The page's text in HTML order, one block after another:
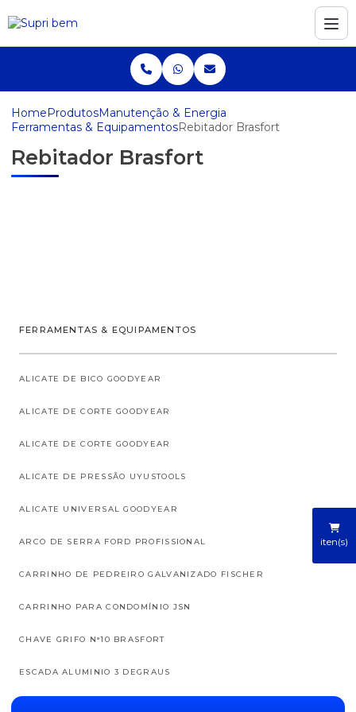
iten(s)
HomeProdutosManutenção & Energia
Ferramentas & EquipamentosRebitador Brasfort
Rebitador Brasfort
FERRAMENTAS & EQUIPAMENTOS
ALICATE DE BICO GOODYEAR
ALICATE DE CORTE GOODYEAR
ALICATE DE CORTE GOODYEAR
ALICATE DE PRESSÃO UYUSTOOLS
ALICATE UNIVERSAL GOODYEAR
ARCO DE SERRA FORD PROFISSIONAL
CARRINHO DE PEDREIRO GALVANIZADO FISCHER
CARRINHO PARA CONDOMÍNIO JSN
CHAVE GRIFO N°10 BRASFORT
ESCADA ALUMINIO 3 DEGRAUS